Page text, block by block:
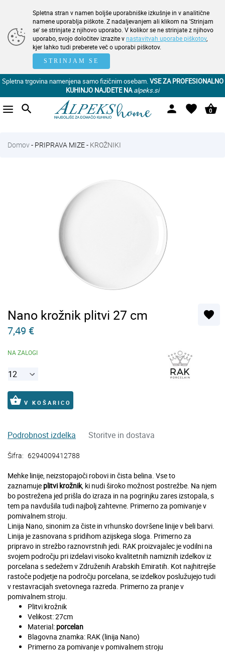
Spletna stran v namen boljše uporabniške izkušnje in v analitične
namene uporablja piškote. Z nadaljevanjem ali klikom na 'Strinjam
se' se strinjate z njihovo uporabo. V kolikor se ne strinjate z njihovo
uporabo, svojo določitev izrazite vnastavitvah uporabe piškotov,
kjer lahko tudi preberete več o uporabi piškotov.
STRINJAM SE
Spletna trgovina namenjena samo fizičnim osebam.VSE ZA PROFESIONALNO
KUHINJO NAJDETE NA alpeks.si
search person favorite shopping_basket
0
Domov- PRIPRAVA MIZE- KROŽNIKI
Nano krožnik plitvi 27 cm favorite
7,49 €
NA ZALOGI
shopping_basket V KOŠARICO
Podrobnost izdelka Storitve in dostava
Šifra: 6294009412788
Mehke linije, neizstopajoči robovi in čista belina. Vse to
zaznamuje plitvi krožnik, ki nudi široko možnost postrežbe. Na njem
bo postrežena jed prišla do izraza in na pogrinjku zares izstopala, s
tem pa navdušila tudi najbolj zahtevne. Primerno za pomivanje v
pomivalnem stroju.
Linija Nano, sinonim za čiste in vrhunsko dovršene linije v beli barvi.
Linija je zasnovana s pridihom azijskega sloga. Primerno za
pripravo in strežbo raznovrstnih jedi. RAK proizvajalec je vodilni na
svojem področju pri izdelavi visoko kvalitetnih namiznih izdelkov iz
porcelana s sedežem v Združenih Arabskih Emiratih. Kot najhitrejše
rastoče podjetje na področju porcelana, se izdelkov poslužujejo tudi
v restavracijah svetovnega razreda. Primerno za pranje v
pomivalnem stroju.
Plitvi krožnik
Velikost: 27cm
Material: porcelan
Blagovna znamka: RAK (linija Nano)
Primerno za pomivanje v pomivalnem stroju